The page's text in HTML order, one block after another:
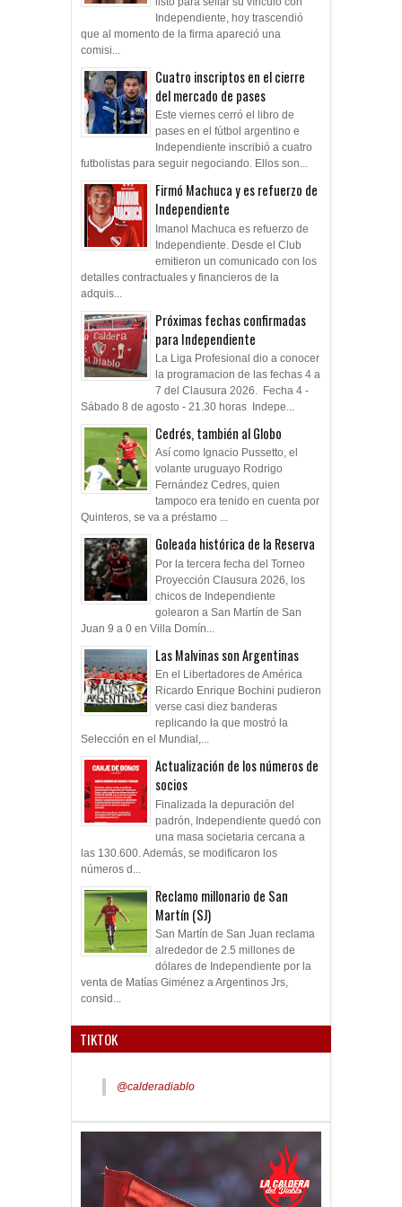
Independiente, hoy trascendió
que al momento de la firma apareció una
comisi...
Cuatro inscriptos en el cierre
del mercado de pases
Este viernes cerró el libro de
pases en el fútbol argentino e
Independiente inscribió a cuatro
futbolistas para seguir negociando. Ellos son...
Firmó Machuca y es refuerzo de
Independiente
Imanol Machuca es refuerzo de
Independiente. Desde el Club
emitieron un comunicado con los
detalles contractuales y financieros de la
adquis...
Próximas fechas confirmadas
para Independiente
La Liga Profesional dio a conocer
la programacion de las fechas 4 a
7 del Clausura 2026. Fecha 4 -
Sábado 8 de agosto - 21.30 horas Indepe...
Cedrés, también al Globo
Así como Ignacio Pussetto, el
volante uruguayo Rodrigo
Fernández Cedres, quien
tampoco era tenido en cuenta por
Quinteros, se va a préstamo ...
Goleada histórica de la Reserva
Por la tercera fecha del Torneo
Proyección Clausura 2026, los
chicos de Independiente
golearon a San Martín de San
Juan 9 a 0 en Villa Domín...
Las Malvinas son Argentinas
En el Libertadores de América
Ricardo Enrique Bochini pudieron
verse casi diez banderas
replicando la que mostró la
Selección en el Mundial,...
Actualización de los números de
socios
Finalizada la depuración del
padrón, Independiente quedó con
una masa societaria cercana a
las 130.600. Además, se modificaron los
números d...
Reclamo millonario de San
Martín (SJ)
San Martín de San Juan reclama
alrededor de 2.5 millones de
dólares de Independiente por la
venta de Matías Giménez a Argentinos Jrs,
consid...
TIKTOK
@calderadiablo